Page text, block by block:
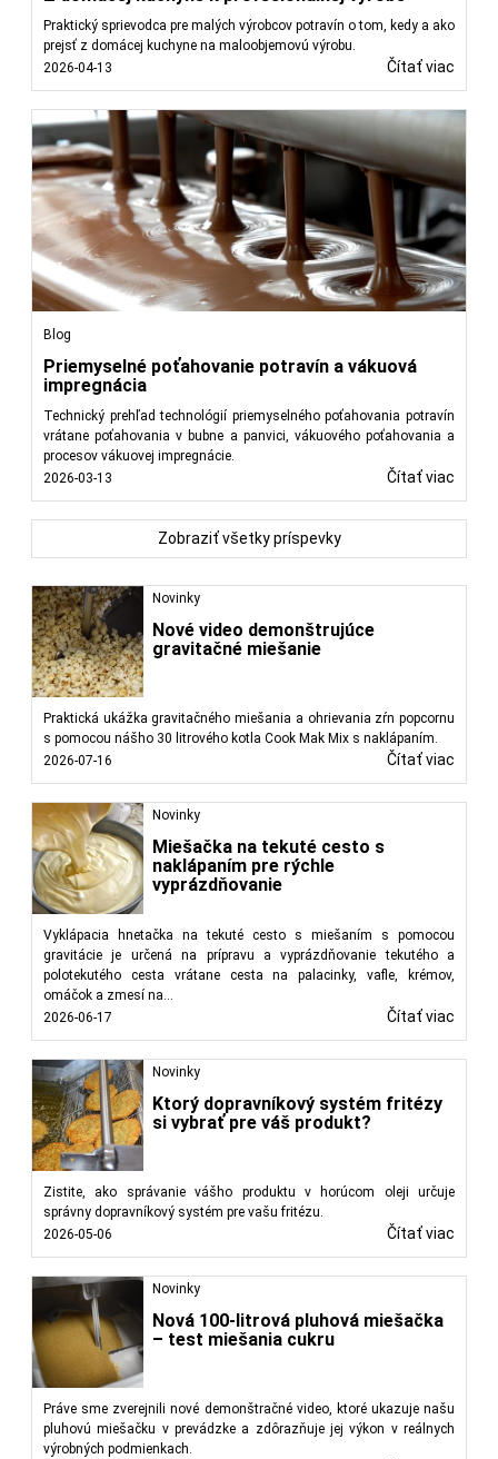
Novinky
Nové video demonštrujúce
gravitačné miešanie
Praktická ukážka gravitačného miešania a ohrievania zŕn popcornu
s pomocou nášho 30 litrového kotla Cook Mak Mix s naklápaním.
2026-07-16
Čítať viac
Novinky
Miešačka na tekuté cesto s
naklápaním pre rýchle
vyprázdňovanie
Vyklápacia hnetačka na tekuté cesto s miešaním s pomocou
gravitácie je určená na prípravu a vyprázdňovanie tekutého a
polotekutého cesta vrátane cesta na palacinky, vafle, krémov,
omáčok a zmesí na...
2026-06-17
Čítať viac
Novinky
Ktorý dopravníkový systém fritézy
si vybrať pre váš produkt?
Zistite, ako správanie vášho produktu v horúcom oleji určuje
správny dopravníkový systém pre vašu fritézu.
2026-05-06
Čítať viac
Novinky
Nová 100-litrová pluhová miešačka
– test miešania cukru
Práve sme zverejnili nové demonštračné video, ktoré ukazuje našu
pluhovú miešačku v prevádzke a zdôrazňuje jej výkon v reálnych
výrobných podmienkach.
Praktický sprievodca pre malých výrobcov potravín o tom, kedy a ako
prejsť z domácej kuchyne na maloobjemovú výrobu.
2026-04-13
Čítať viac
Blog
Priemyselné poťahovanie potravín a vákuová
impregnácia
Technický prehľad technológií priemyselného poťahovania potravín
vrátane poťahovania v bubne a panvici, vákuového poťahovania a
procesov vákuovej impregnácie.
2026-03-13
Čítať viac
Zobraziť všetky príspevky